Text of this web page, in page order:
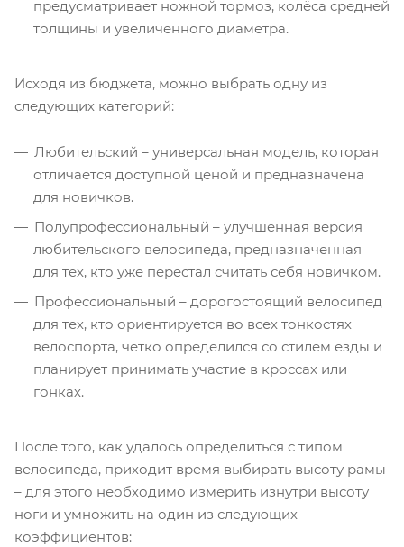
предусматривает ножной тормоз, колёса средней
толщины и увеличенного диаметра.
Исходя из бюджета, можно выбрать одну из
следующих категорий:
Любительский – универсальная модель, которая
отличается доступной ценой и предназначена
для новичков.
Полупрофессиональный – улучшенная версия
любительского велосипеда, предназначенная
для тех, кто уже перестал считать себя новичком.
Профессиональный – дорогостоящий велосипед
для тех, кто ориентируется во всех тонкостях
велоспорта, чётко определился со стилем езды и
планирует принимать участие в кроссах или
гонках.
После того, как удалось определиться с типом
велосипеда, приходит время выбирать высоту рамы
– для этого необходимо измерить изнутри высоту
ноги и умножить на один из следующих
коэффициентов: